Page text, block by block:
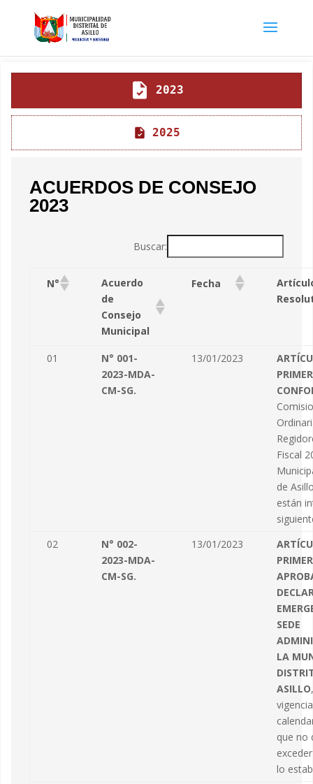
2023
2025
ACUERDOS DE CONSEJO
2023
Buscar:
N°
Acuerdo
de
Consejo
Municipal
Fecha
01
N° 001-
2023-MDA-
CM-SG.
13/01/2023
Fiscal
de
están
02
N° 002-
2023-MDA-
CM-SG.
13/01/2023
SEDE
LA
ASILLO
que no
lo